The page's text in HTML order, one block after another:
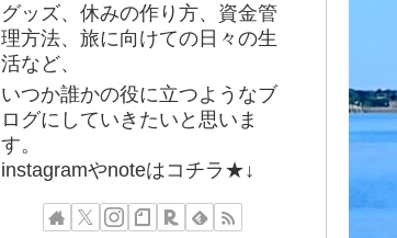
グッズ、休みの作り方、資金管
理方法、旅に向けての日々の生
活など、
いつか誰かの役に立つようなブ
ログにしていきたいと思いま
す。
instagramやnoteはコチラ★↓